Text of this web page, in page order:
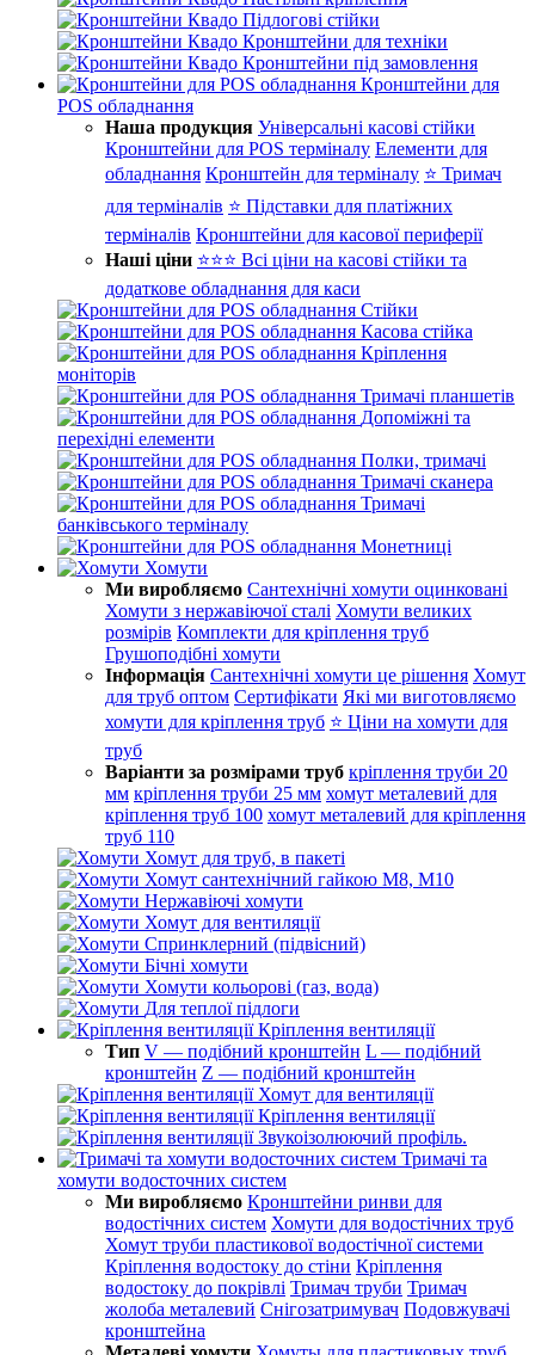
Підлогові стійки
Кронштейни для техніки
Кронштейни під замовлення
Кронштейни для
POS обладнання
Наша продукция Універсальні касові стійки
Кронштейни для POS терміналу Елементи для
обладнання Кронштейн для терміналу ⭐ Тримач
для терміналів ⭐ Підставки для платіжних
терміналів Кронштейни для касової периферії
Наші ціни ⭐⭐⭐ Всі ціни на касові стійки та
додаткове обладнання для каси
Стійки
Касова стійка
Кріплення
моніторів
Тримачі планшетів
Допоміжні та
перехідні елементи
Полки, тримачі
Тримачі сканера
Тримачі
банківського терміналу
Монетниці
Хомути
Ми виробляємо Сантехнічні хомути оцинковані
Хомути з нержавіючої сталі Хомути великих
розмірів Комплекти для кріплення труб
Грушоподібні хомути
Інформація Сантехнічні хомути це рішення Хомут
для труб оптом Сертифікати Які ми виготовляємо
хомути для кріплення труб ⭐ Ціни на хомути для
труб
Варіанти за розмірами труб кріплення труби 20
мм кріплення труби 25 мм хомут металевий для
кріплення труб 100 хомут металевий для кріплення
труб 110
Хомут для труб, в пакеті
Хомут сантехнічний гайкою М8, М10
Нержавіючі хомути
Хомут для вентиляції
Спринклерний (підвісний)
Бічні хомути
Хомути кольорові (газ, вода)
Для теплої підлоги
Кріплення вентиляції
Тип V — подібний кронштейн L — подібний
кронштейн Z — подібний кронштейн
Хомут для вентиляції
Кріплення вентиляції
Звукоізолюючий профіль.
Тримачі та
хомути водосточних систем
Ми виробляємо Кронштейни ринви для
водостічних систем Хомути для водостічних труб
Хомут труби пластикової водостічної системи
Кріплення водостоку до стіни Кріплення
водостоку до покрівлі Тримач труби Тримач
жолоба металевий Снігозатримувач Подовжувачі
кронштейна